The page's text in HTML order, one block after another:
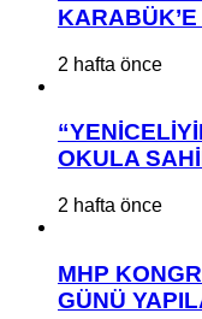
2 hafta önce
OKULA
2 hafta önce
MHP
GÜNÜ